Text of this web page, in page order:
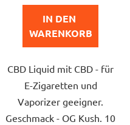
von
5
Sternen.
IN DEN
WARENKORB
CBD Liquid mit CBD - für
E-Zigaretten und
Vaporizer geeigner.
Geschmack - OG Kush. 10